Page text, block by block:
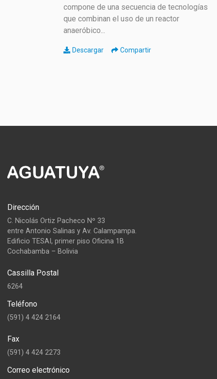
compone de una secuencia de tecnologías
que combinan el uso de un reactor
anaeróbico...
Descargar Compartir
Dirección
C. Nicolás Ortiz Pacheco Nº 33
entre Antonio Salinas y Av. Calampampa.
Edificio TESAI, primer piso Oficina 1B
Cochabamba – Bolivia
Cassilla Postal
6264
Teléfono
(591) 4 424 2164
Fax
(591) 4 424 2273
Correo electrónico